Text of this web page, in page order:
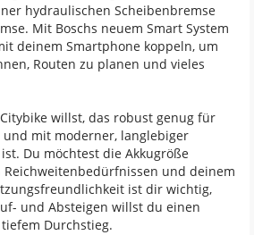
hydraulischen Scheibenbremse
Mit Boschs neuem Smart System
deinem Smartphone koppeln, um
Routen zu planen und vieles
willst, das robust genug für
und mit moderner, langlebiger
Du möchtest die Akkugröße
und deinem
ist dir wichtig,
und Absteigen willst du einen
Durchstieg.